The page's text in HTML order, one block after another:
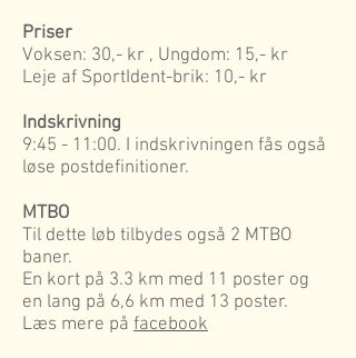
Priser
Voksen: 30,- kr , Ungdom: 15,- kr
Leje af SportIdent-brik: 10,- kr
Indskrivning
9:45 - 11:00. I indskrivningen fås også
løse postdefinitioner.
MTBO
Til dette løb tilbydes også 2 MTBO
baner.
En kort på 3.3 km med 11 poster og
en lang på 6,6 km med 13 poster.
Læs mere på facebook